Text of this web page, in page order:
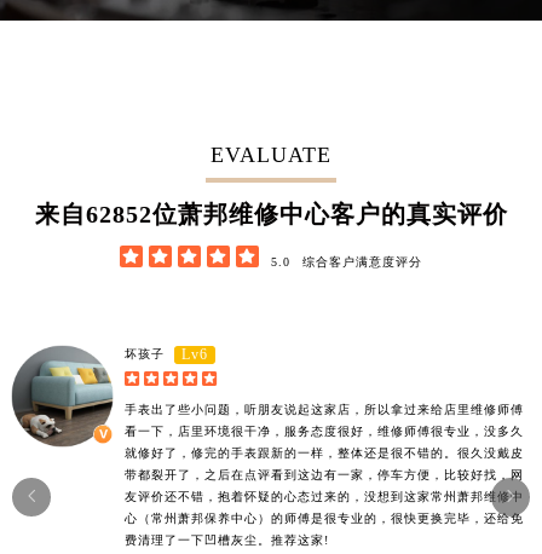
EVALUATE
来自62852位萧邦维修中心客户的真实评价
     5.0 综合客户满意度评分
坏孩子 Lv6
    
手表出了些小问题，听朋友说起这家店，所以拿过来给店里维修师傅
看一下，店里环境很干净，服务态度很好，维修师傅很专业，没多久
就修好了，修完的手表跟新的一样，整体还是很不错的。很久没戴皮
带都裂开了，之后在点评看到这边有一家，停车方便，比较好找，网
友评价还不错，抱着怀疑的心态过来的，没想到这家常州萧邦维修中
心（常州萧邦保养中心）的师傅是很专业的，很快更换完毕，还给免
费清理了一下凹槽灰尘。推荐这家!

